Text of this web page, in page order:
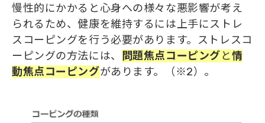
慢性的にかかると心身への様々な悪影響が考え
られるため、健康を維持するには上手にストレ
スコーピングを行う必要があります。ストレスコ
ーピングの方法には、
問題焦点コーピングと情
動焦点コーピングがあります。（※2）。